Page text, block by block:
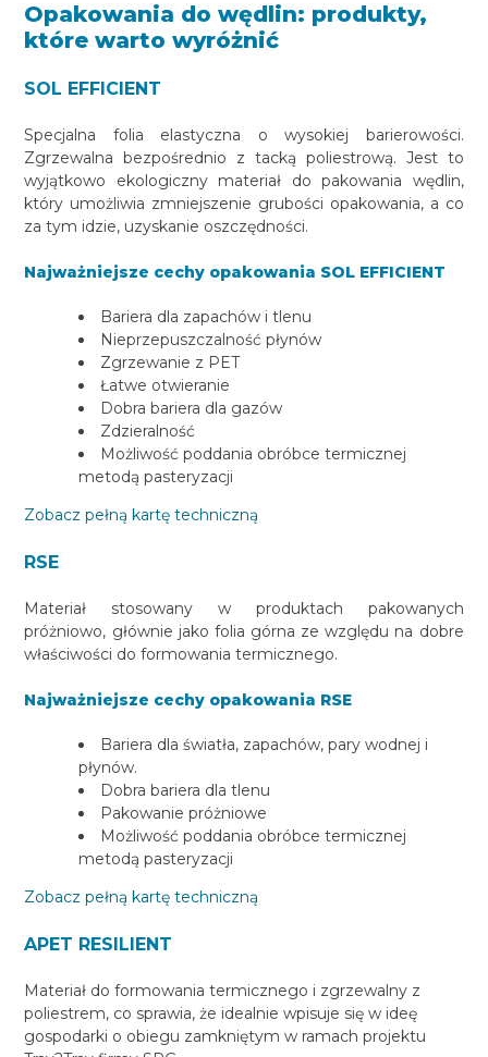
Opakowania do wędlin: produkty,
które warto wyróżnić
SOL EFFICIENT
Specjalna folia elastyczna o wysokiej barierowości.
Zgrzewalna bezpośrednio z tacką poliestrową. Jest to
wyjątkowo ekologiczny materiał do pakowania wędlin,
który umożliwia zmniejszenie grubości opakowania, a co
za tym idzie, uzyskanie oszczędności.
Najważniejsze cechy opakowania SOL EFFICIENT
Bariera dla zapachów i tlenu
Nieprzepuszczalność płynów
Zgrzewanie z PET
Łatwe otwieranie
Dobra bariera dla gazów
Zdzieralność
Możliwość poddania obróbce termicznej
metodą pasteryzacji
Zobacz pełną kartę techniczną
RSE
Materiał stosowany w produktach pakowanych
próżniowo, głównie jako folia górna ze względu na dobre
właściwości do formowania termicznego.
Najważniejsze cechy opakowania RSE
Bariera dla światła, zapachów, pary wodnej i
płynów.
Dobra bariera dla tlenu
Pakowanie próżniowe
Możliwość poddania obróbce termicznej
metodą pasteryzacji
Zobacz pełną kartę techniczną
APET RESILIENT
Materiał do formowania termicznego i zgrzewalny z
poliestrem, co sprawia, że idealnie wpisuje się w ideę
gospodarki o obiegu zamkniętym w ramach projektu